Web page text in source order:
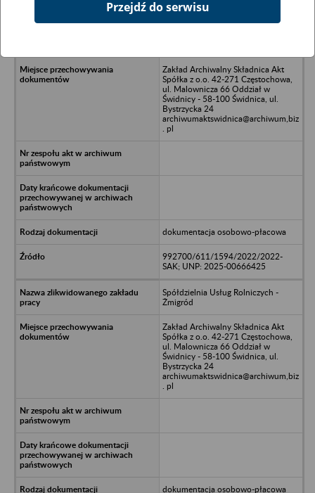
Przedsiebiorstwo Przemysłu
Zakład Archiwalny Składnica Akt
Spółka z o.o. 42-271 Częstochowa,
ul. Malownicza 66 Oddział w
Świdnicy - 58-100 Świdnica, ul.
Bystrzycka 24
archiwumaktswidnica@archiwum,biz
. pl
dokumentacja osobowo-płacowa
992700/611/1594/2022/2022-
SAK; UNP: 2025-00666425
Spółdzielnia Usług Rolniczych -
Żmigród
Zakład Archiwalny Składnica Akt
Spółka z o.o. 42-271 Częstochowa,
ul. Malownicza 66 Oddział w
Świdnicy - 58-100 Świdnica, ul.
Bystrzycka 24
archiwumaktswidnica@archiwum,biz
. pl
dokumentacja osobowo-płacowa
Przejdź do serwisu